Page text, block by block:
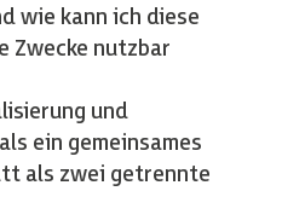
wie kann ich diese
Zwecke nutzbar
und
ein gemeinsames
als zwei getrennte